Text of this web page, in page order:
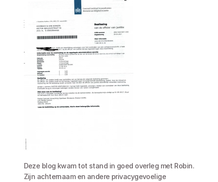
Deze blog kwam tot stand in goed overleg met Robin.
Zijn achternaam en andere privacygevoelige